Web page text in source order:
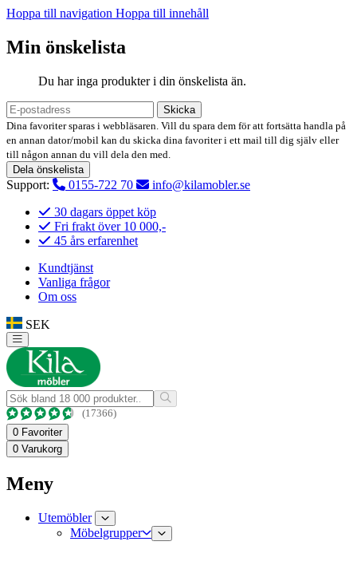
Hoppa till navigation Hoppa till innehåll
Min önskelista
Du har inga produkter i din önskelista än.
Skicka
Dina favoriter sparas i webbläsaren. Vill du spara dem för att fortsätta handla på
en annan dator/mobil kan du skicka dina favoriter i ett mail till dig själv eller
till någon annan du vill dela den med.
Dela önskelista
Support: 0155-722 70
info@kilamobler.se
30 dagars öppet köp
Fri frakt över 10 000,-
45 års erfarenhet
Kundtjänst
Vanliga frågor
Om oss
SEK
(17366)
0 Favoriter
0 Varukorg
Meny
Utemöbler
Möbelgrupper